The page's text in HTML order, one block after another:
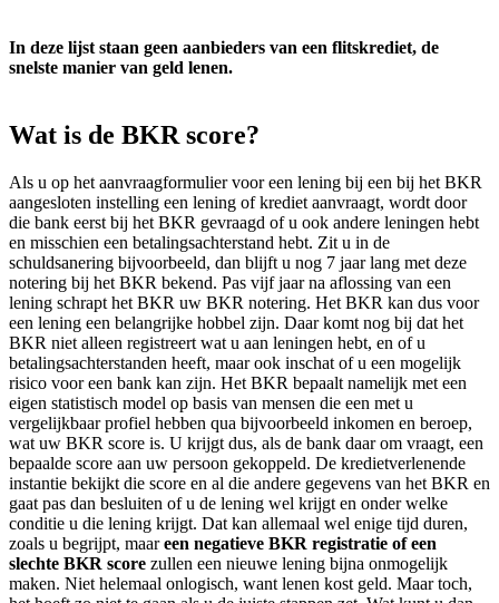
In deze lijst staan geen aanbieders van een flitskrediet, de
snelste manier van geld lenen.
Wat is de BKR score?
Als u op het aanvraagformulier voor een lening bij een bij het BKR
aangesloten instelling een lening of krediet aanvraagt, wordt door
die bank eerst bij het BKR gevraagd of u ook andere leningen hebt
en misschien een betalingsachterstand hebt. Zit u in de
schuldsanering bijvoorbeeld, dan blijft u nog 7 jaar lang met deze
notering bij het BKR bekend. Pas vijf jaar na aflossing van een
lening schrapt het BKR uw BKR notering. Het BKR kan dus voor
een lening een belangrijke hobbel zijn. Daar komt nog bij dat het
BKR niet alleen registreert wat u aan leningen hebt, en of u
betalingsachterstanden heeft, maar ook inschat of u een mogelijk
risico voor een bank kan zijn. Het BKR bepaalt namelijk met een
eigen statistisch model op basis van mensen die een met u
vergelijkbaar profiel hebben qua bijvoorbeeld inkomen en beroep,
wat uw BKR score is. U krijgt dus, als de bank daar om vraagt, een
bepaalde score aan uw persoon gekoppeld. De kredietverlenende
instantie bekijkt die score en al die andere gegevens van het BKR en
gaat pas dan besluiten of u de lening wel krijgt en onder welke
conditie u die lening krijgt. Dat kan allemaal wel enige tijd duren,
zoals u begrijpt, maareen negatieve BKR registratie of een
slechte BKR score zullen een nieuwe lening bijna onmogelijk
maken. Niet helemaal onlogisch, want lenen kost geld. Maar toch,